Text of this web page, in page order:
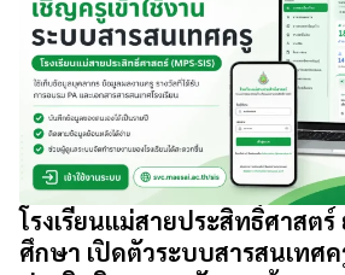
โรงเรียนแม่สายประสิทธิ์ศาสต
ศึกษา เปิดตัวระบบสารสนเทศค